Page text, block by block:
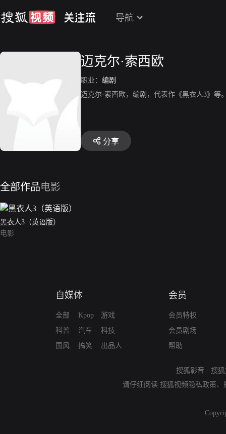
导航
迈克尔·索西欧
职业： 编剧
迈克尔·索西欧，编剧，代表作《黑衣人3》等
分享
全部作品电影
黑衣人3（英语版）
电影
自媒体
全部
科普
国风
Kpop
汽车
搞笑
游戏
科技
出品人
会员
会员特权
会员剧场
帮助
搜狐影音 - 搜
请仔细阅读 搜狐视频隐私政策、